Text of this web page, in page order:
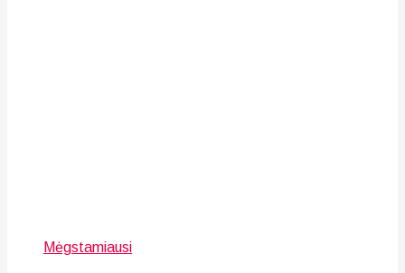
Mėgstamiausi